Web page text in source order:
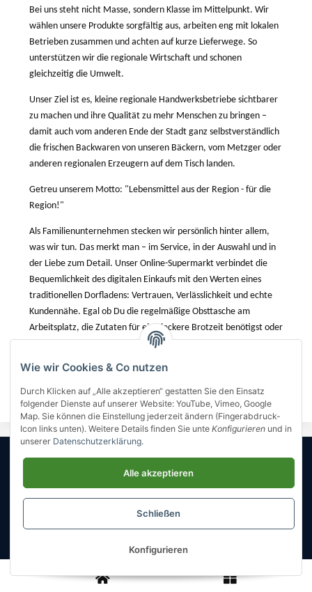
Bei uns steht nicht Masse, sondern Klasse im Mittelpunkt. Wir
wählen unsere Produkte sorgfältig aus, arbeiten eng mit lokalen
Betrieben zusammen und achten auf kurze Lieferwege. So
unterstützen wir die regionale Wirtschaft und schonen
gleichzeitig die Umwelt.
Unser Ziel ist es, kleine regionale Handwerksbetriebe sichtbarer
zu machen und ihre Qualität zu mehr Menschen zu bringen –
damit auch vom anderen Ende der Stadt ganz selbstverständlich
die frischen Backwaren von unseren Bäckern, vom Metzger oder
anderen regionalen Erzeugern auf dem Tisch landen.
Getreu unserem Motto: "Lebensmittel aus der Region - für die
Region!"
Als Familienunternehmen stecken wir persönlich hinter allem,
was wir tun. Das merkt man – im Service, in der Auswahl und in
der Liebe zum Detail. Unser Online-Supermarkt verbindet die
Bequemlichkeit des digitalen Einkaufs mit den Werten eines
traditionellen Dorfladens: Vertrauen, Verlässlichkeit und echte
Kundennähe. Egal ob Du die regelmäßige Obsttasche am
Arbeitsplatz, die Zutaten für eine leckere Brotzeit benötigst oder
einfach den alltäglichen Einkauf machen möchtest. Wir sind Dein
Regional einkaufen. Einfach online. Mit gutem Gefühl.
Informationen
Gesetzliche Informationen
Wie wir Cookies & Co nutzen
Durch Klicken auf „Alle akzeptieren“ gestatten Sie den Einsatz
folgender Dienste auf unserer Website: YouTube, Vimeo, Google
Map. Sie können die Einstellung jederzeit ändern (Fingerabdruck-
Icon links unten). Weitere Details finden Sie unte Konfigurieren und in
unserer Datenschutzerklärung.
Alle akzeptieren
Schließen
Konfigurieren